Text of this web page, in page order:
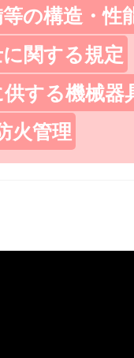
の構造・性
関する規定
する機械器
火管理